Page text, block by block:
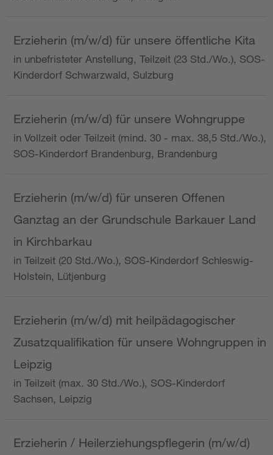
Erzieherin (m/w/d) für unsere öffentliche Kita
in unbefristeter Anstellung, Teilzeit (23 Std./Wo.), SOS-
Kinderdorf Schwarzwald, Sulzburg
Erzieherin (m/w/d) für unsere Wohngruppe
in Vollzeit oder Teilzeit (mind. 30 - max. 38,5 Std./Wo.),
SOS-Kinderdorf Brandenburg, Brandenburg
Erzieherin (m/w/d) für unseren Offenen
Ganztag an der Grundschule Barkauer Land
in Kirchbarkau
in Teilzeit (20 Std./Wo.), SOS-Kinderdorf Schleswig-
Holstein, Lütjenburg
Erzieherin (m/w/d) mit heilpädagogischer
Zusatzqualifikation für unsere Wohngruppen in
Leipzig
in Teilzeit (max. 30 Std./Wo.), SOS-Kinderdorf
Sachsen, Leipzig
Erzieherin / Heilerziehungspflegerin (m/w/d)